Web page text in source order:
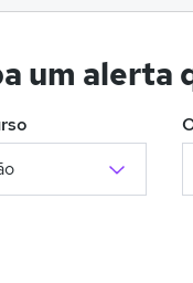
um alerta